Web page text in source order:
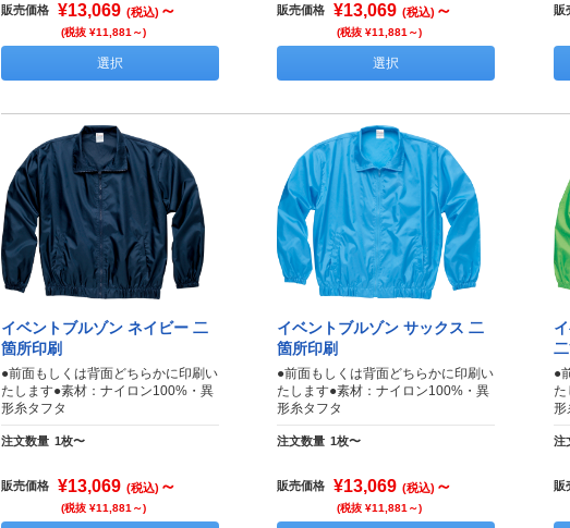
販売価格 ¥13,069 (税込) ～
(税抜 ¥11,881～)
選択
販売価格 ¥13,069 (税込) ～
(税抜 ¥11,881～)
選択
販
イベントブルゾン ネイビー 二
箇所印刷
●前面もしくは背面どちらかに印刷い
たします●素材：ナイロン100%・異
形糸タフタ
注文数量 1枚〜
販売価格 ¥13,069 (税込) ～
(税抜 ¥11,881～)
イベントブルゾン サックス 二
箇所印刷
●前面もしくは背面どちらかに印刷い
たします●素材：ナイロン100%・異
形糸タフタ
注文数量 1枚〜
販売価格 ¥13,069 (税込) ～
(税抜 ¥11,881～)
●
た
形
注
販